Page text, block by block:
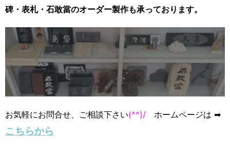
碑・表札・石敢當のオーダー製作も承っております。
お気軽にお問合せ、ご相談下さい(^^)/ ホームページは ➡
こちらから